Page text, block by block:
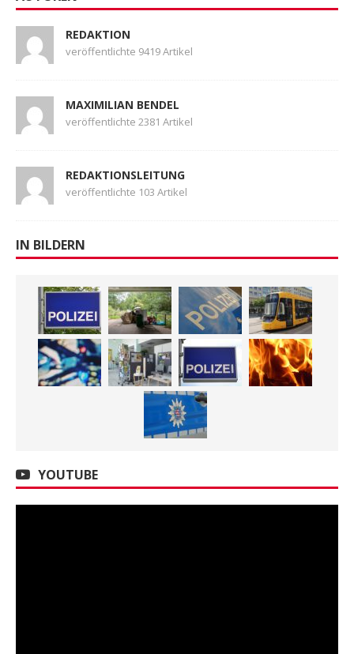
REDAKTION
veröffentlichte 9419 Artikel
MAXIMILIAN BENDEL
veröffentlichte 2381 Artikel
REDAKTIONSLEITUNG
veröffentlichte 103 Artikel
IN BILDERN
YOUTUBE